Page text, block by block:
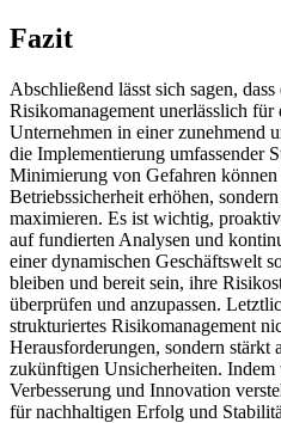
Fazit
Abschließend lässt ​sich sagen,
Risikomanagement⁣ unerlässlich​
Unternehmen in einer zunehmend
die ⁢Implementierung umfassender
Minimierung ⁤von Gefahren
Betriebssicherheit erhöhen,
maximieren. ‌Es ist wichtig,
auf fundierten⁣ Analysen und
einer dynamischen Geschäftswelt
bleiben und bereit sein, ihre
überprüfen und anzupassen.
strukturiertes Risikomanagement
Herausforderungen, sondern stärkt
zukünftigen ⁢Unsicherheiten.
Verbesserung ‍und ​Innovation
für nachhaltigen Erfolg ⁤und